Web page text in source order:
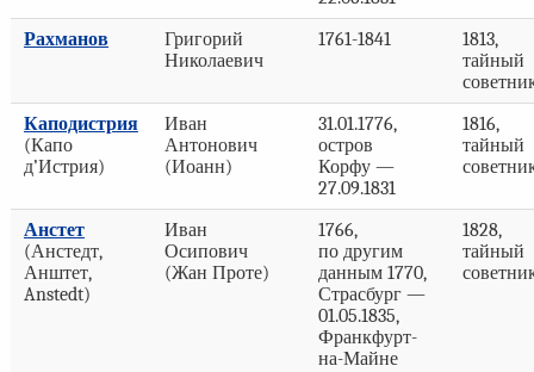
Рахманов
Григорий
Николаевич
1761-1841
1813,
тайный
Каподистрия
(Капо
д’Истрия)
Иван
Антонович
(Иоанн)
31.01.1776,
остров
Корфу —
27.09.1831
1816,
тайный
Анстет
(Анстедт,
Анштет,
Anstedt)
Иван
Осипович
(Жан Проте)
1766,
по другим
данным 1770,
Страсбург —
01.05.1835,
Франкфурт-
на-Майне
1828,
тайный